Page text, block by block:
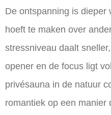
De ontspanning is dieper
hoeft te maken over
stressniveau daalt
opener en de focus ligt
privésauna in de natuur
romantiek op een manier